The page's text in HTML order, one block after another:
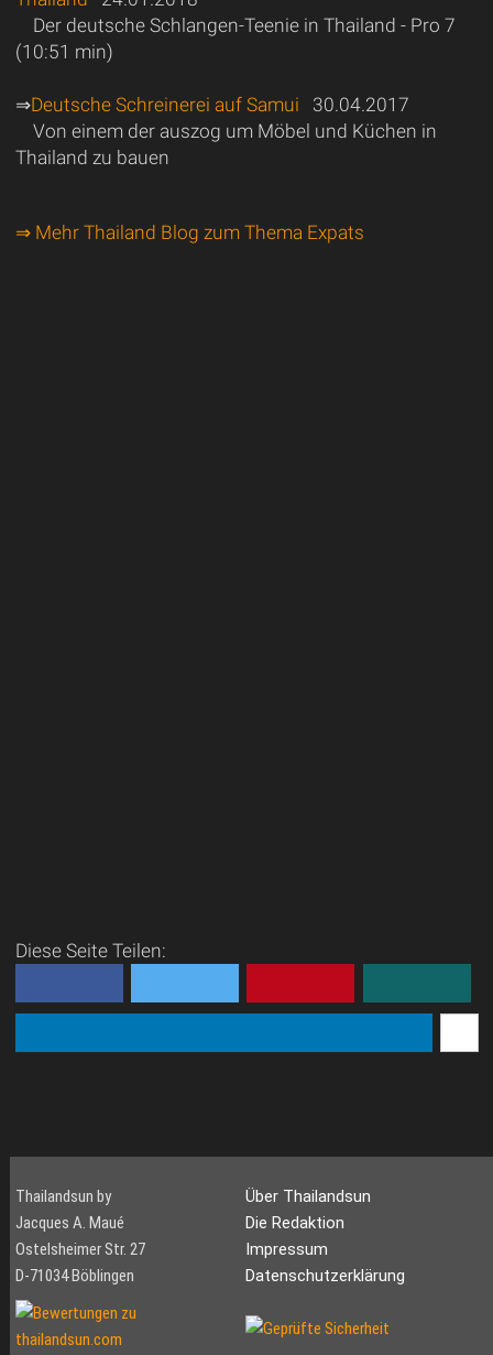
Der deutsche Schlangen-Teenie in Thailand - Pro 7
(10:51 min)
⇒Deutsche Schreinerei auf Samui 30.04.2017
Von einem der auszog um Möbel und Küchen in
Thailand zu bauen
⇒ Mehr Thailand Blog zum Thema Expats
Diese Seite Teilen:
Thailandsun by
Jacques A. Maué
Ostelsheimer Str. 27
D-71034 Böblingen
Über Thailandsun
Die Redaktion
Impressum
Datenschutzerklärung